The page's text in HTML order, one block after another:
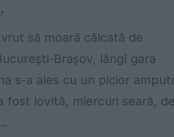
să moară călcată de
Braşov, lângî gara
s-a ales cu un picior
fost lovită, miercuri seară,